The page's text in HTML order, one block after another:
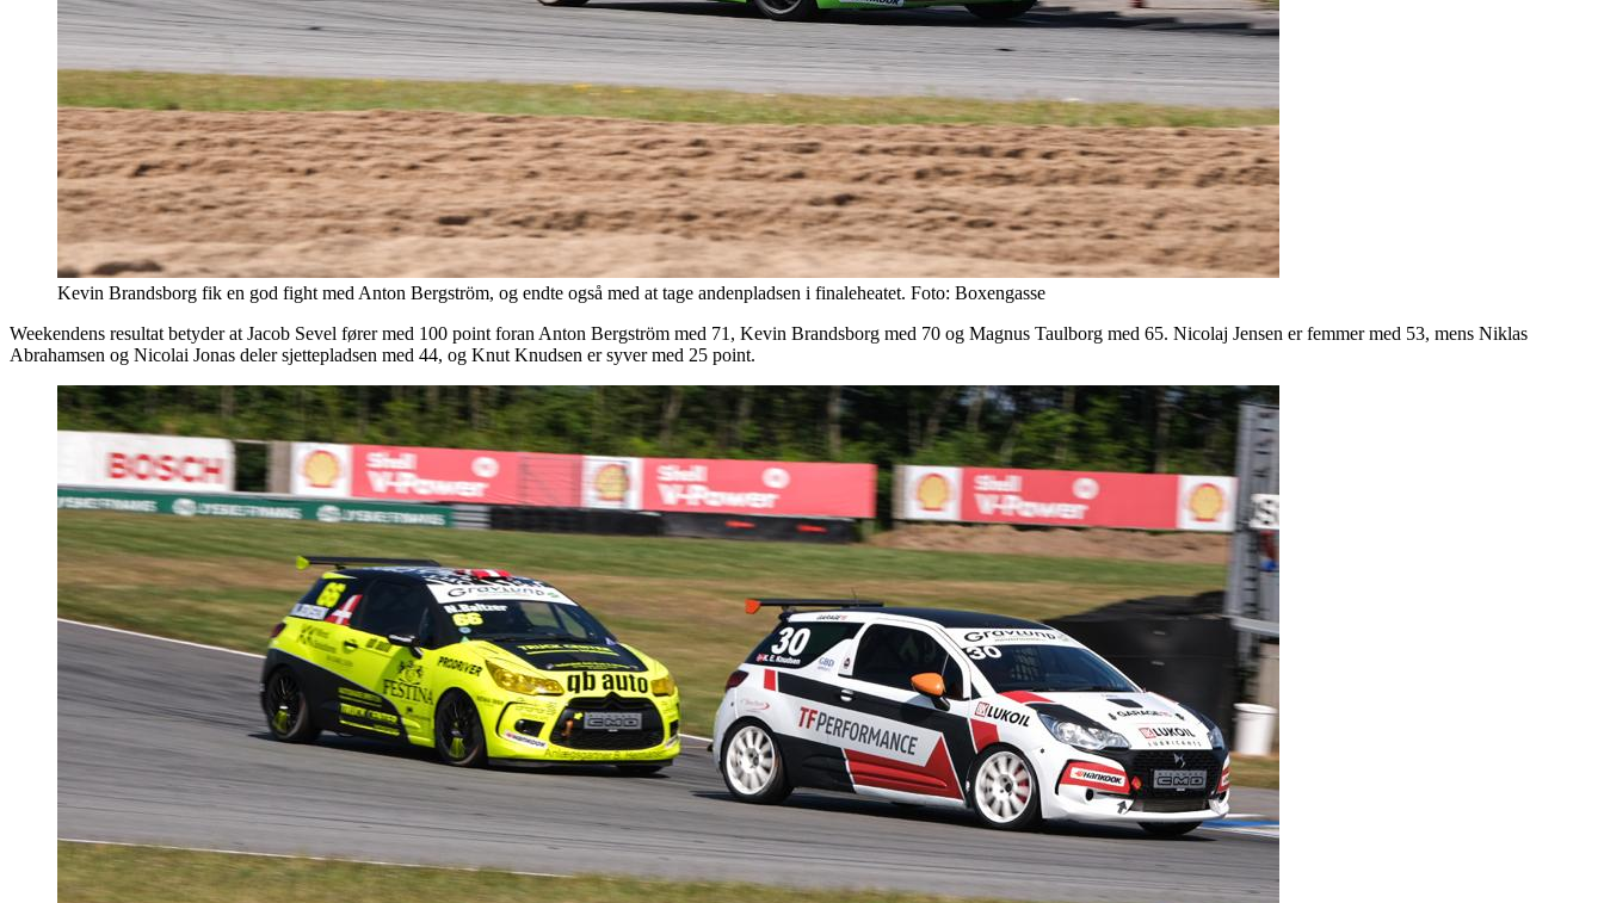
Kevin Brandsborg fik en god fight med Anton Bergström, og endte også med at tage andenpladsen i finaleheatet. Foto: Boxengasse
Weekendens resultat betyder at Jacob Sevel fører med 100 point foran Anton Bergström med 71, Kevin Brandsborg med 70 og Magnus Taulborg med 65. Nicolaj Jensen er femmer med 53, mens Niklas
Abrahamsen og Nicolai Jonas deler sjettepladsen med 44, og Knut Knudsen er syver med 25 point.